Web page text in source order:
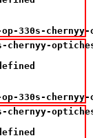
330s-
330s-